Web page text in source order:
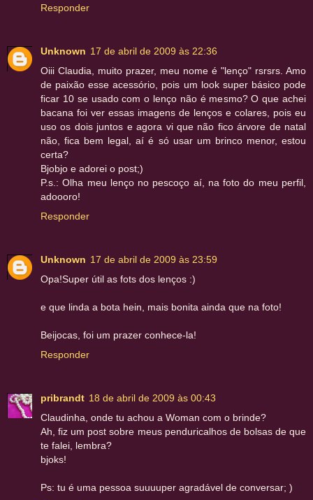
Responder
Unknown 17 de abril de 2009 às 22:36
Oiii Claudia, muito prazer, meu nome é "lenço" rsrsrs. Amo
de paixão esse acessório, pois um look super básico pode
ficar 10 se usado com o lenço não é mesmo? O que achei
bacana foi ver essas imagens de lenços e colares, pois eu
uso os dois juntos e agora vi que não fico árvore de natal
não, fica bem legal, aí é só usar um brinco menor, estou
certa?
Bjobjo e adorei o post;)
P.s.: Olha meu lenço no pescoço aí, na foto do meu perfil,
adoooro!
Responder
Unknown 17 de abril de 2009 às 23:59
Opa!Super útil as fots dos lenços :)
e que linda a bota hein, mais bonita ainda que na foto!
Beijocas, foi um prazer conhece-la!
Responder
pribrandt 18 de abril de 2009 às 00:43
Claudinha, onde tu achou a Woman com o brinde?
Ah, fiz um post sobre meus penduricalhos de bolsas de que
te falei, lembra?
bjoks!
Ps: tu é uma pessoa suuuuper agradável de conversar; )